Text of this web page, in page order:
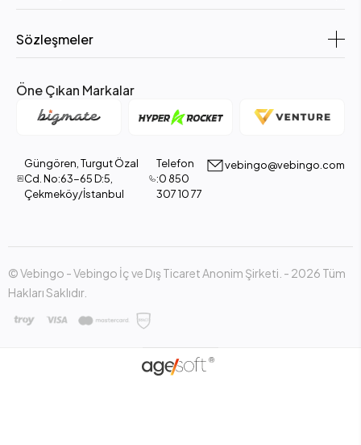
Sözleşmeler
Öne Çıkan Markalar
Güngören, Turgut Özal
Cd. No:63-65 D:5,
Çekmeköy/İstanbul
Telefon
:0 850
307 10 77
vebingo@vebingo.com
© Vebingo - Vebingo İç ve Dış Ticaret Anonim Şirketi. - 2026 Tüm
Hakları Saklıdır.